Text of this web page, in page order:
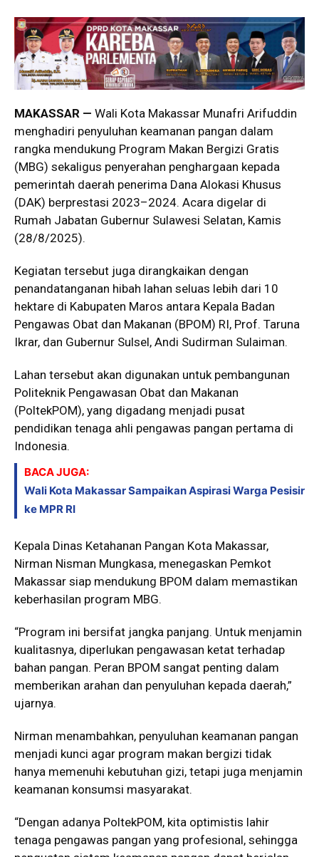
MAKASSAR — Wali Kota Makassar Munafri Arifuddin
menghadiri penyuluhan keamanan pangan dalam
rangka mendukung Program Makan Bergizi Gratis
(MBG) sekaligus penyerahan penghargaan kepada
pemerintah daerah penerima Dana Alokasi Khusus
(DAK) berprestasi 2023–2024. Acara digelar di
Rumah Jabatan Gubernur Sulawesi Selatan, Kamis
(28/8/2025).
Kegiatan tersebut juga dirangkaikan dengan
penandatanganan hibah lahan seluas lebih dari 10
hektare di Kabupaten Maros antara Kepala Badan
Pengawas Obat dan Makanan (BPOM) RI, Prof. Taruna
Ikrar, dan Gubernur Sulsel, Andi Sudirman Sulaiman.
Lahan tersebut akan digunakan untuk pembangunan
Politeknik Pengawasan Obat dan Makanan
(PoltekPOM), yang digadang menjadi pusat
pendidikan tenaga ahli pengawas pangan pertama di
Indonesia.
BACA JUGA:
Wali Kota Makassar Sampaikan Aspirasi Warga Pesisir
ke MPR RI
Kepala Dinas Ketahanan Pangan Kota Makassar,
Nirman Nisman Mungkasa, menegaskan Pemkot
Makassar siap mendukung BPOM dalam memastikan
keberhasilan program MBG.
“Program ini bersifat jangka panjang. Untuk menjamin
kualitasnya, diperlukan pengawasan ketat terhadap
bahan pangan. Peran BPOM sangat penting dalam
memberikan arahan dan penyuluhan kepada daerah,”
ujarnya.
Nirman menambahkan, penyuluhan keamanan pangan
menjadi kunci agar program makan bergizi tidak
hanya memenuhi kebutuhan gizi, tetapi juga menjamin
keamanan konsumsi masyarakat.
“Dengan adanya PoltekPOM, kita optimistis lahir
tenaga pengawas pangan yang profesional, sehingga